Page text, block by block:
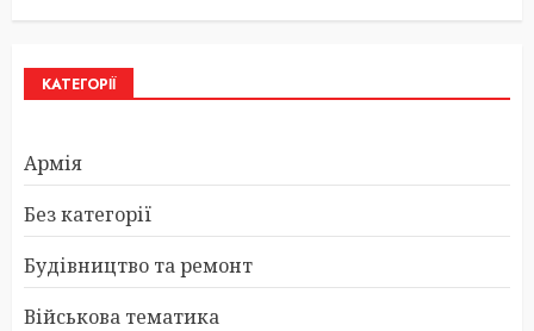
КАТЕГОРІЇ
Армія
Без категорії
Будівництво та ремонт
Військова тематика